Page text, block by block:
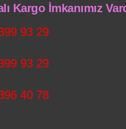
Kargo İmkanımız
93 29
93 29
40 78